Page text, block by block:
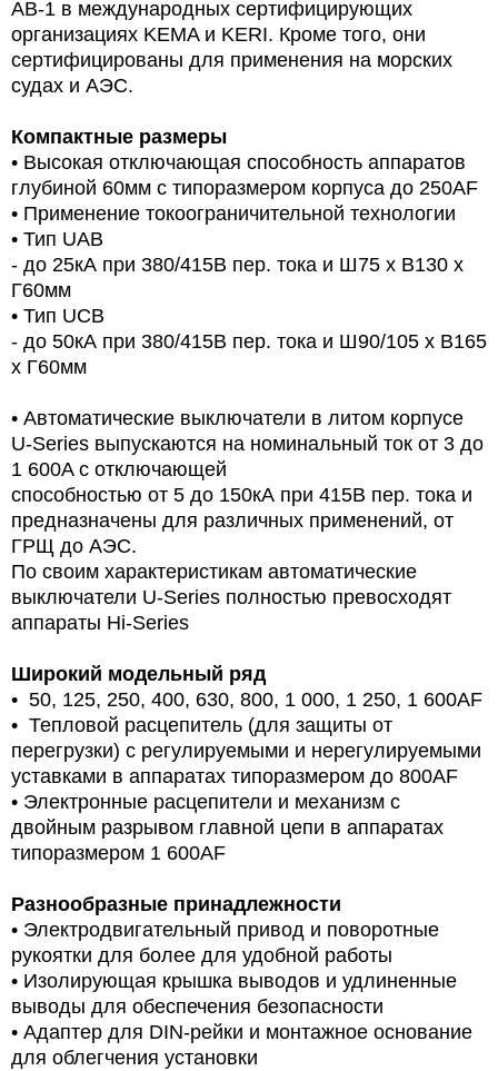
AB-1 в международных сертифицирующих
организациях KEMA и KERI. Кроме того, они
сертифицированы для применения на морских
судах и АЭС.
Компактные размеры
• Высокая отключающая способность аппаратов
глубиной 60мм с типоразмером корпуса до 250AF
• Применение токоограничительной технологии
• Тип UAB
- до 25кА при 380/415В пер. тока и Ш75 х В130 х
Г60мм
• Тип UCB
- до 50кА при 380/415В пер. тока и Ш90/105 х В165
х Г60мм
• Автоматические выключатели в литом корпусе
U-Series выпускаются на номинальный ток от 3 до
1 600A с отключающей
способностью от 5 до 150кА при 415В пер. тока и
предназначены для различных применений, от
ГРЩ до АЭС.
По своим характеристикам автоматические
выключатели U-Series полностью превосходят
аппараты Hi-Series
Широкий модельный ряд
• 50, 125, 250, 400, 630, 800, 1 000, 1 250, 1 600AF
• Тепловой расцепитель (для защиты от
перегрузки) с регулируемыми и нерегулируемыми
уставками в аппаратах типоразмером до 800AF
• Электронные расцепители и механизм с
двойным разрывом главной цепи в аппаратах
типоразмером 1 600AF
Разнообразные принадлежности
• Электродвигательный привод и поворотные
рукоятки для более для удобной работы
• Изолирующая крышка выводов и удлиненные
выводы для обеспечения безопасности
• Адаптер для DIN-рейки и монтажное основание
для облегчения установки